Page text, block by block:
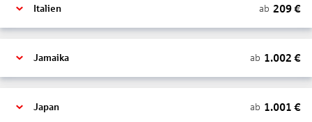
Italien ab 209€
Jamaika ab 1.002 €
Japan ab 1.001 €